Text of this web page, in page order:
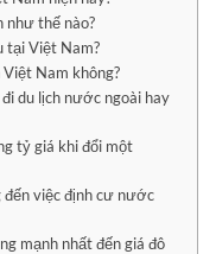
như thế nào?
tại Việt Nam?
Nam không?
du lịch nước ngoài hay
tỷ giá khi đổi một
việc định cư nước
mạnh nhất đến giá đô